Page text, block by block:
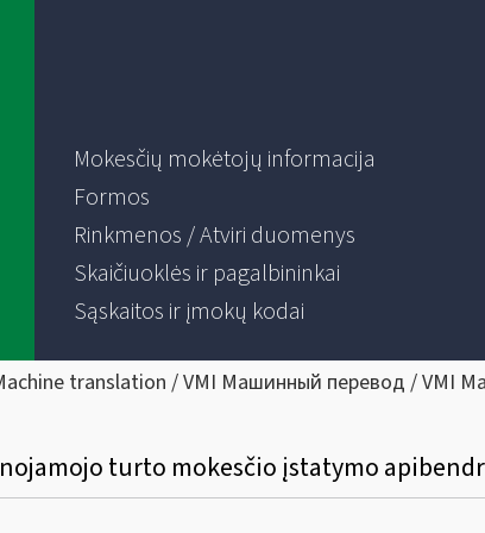
Mokesčių mokėtojų informacija
Formos
Rinkmenos / Atviri duomenys
Skaičiuoklės ir pagalbininkai
Sąskaitos ir įmokų kodai
translation / VMI Машинный перевод / VMI